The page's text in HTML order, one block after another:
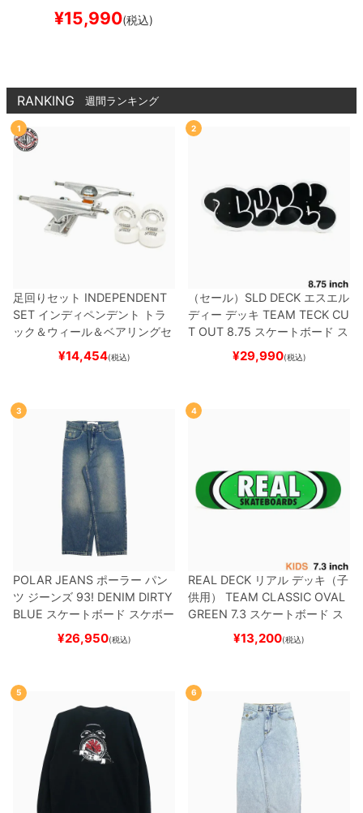
END OF THE WORLD R
EISSUE WHITE 10.0ス
¥15,990(税込)
RANKING 週間ランキング
1
足回りセット INDEPENDENT
SET インディペンデント
トラ
ック＆ウィール＆ベアリングセ
（トリック用）
ード スケボー
¥14,454(税込)
2
（セール） SLD DECK エスエル
ディー デッキ TEAM TECK CU
T OUT 8.75 スケートボード ス
¥29,990(税込)
3
POLAR JEANS ポーラー パン
ツ ジーンズ 93! DENIM DIRTY
BLUE スケートボード スケボー
¥26,950(税込)
4
REAL DECK リアル デッキ（子
供用）
TEAM CLASSIC OVAL
GREEN 7.3 スケートボード ス
¥13,200(税込)
5 6